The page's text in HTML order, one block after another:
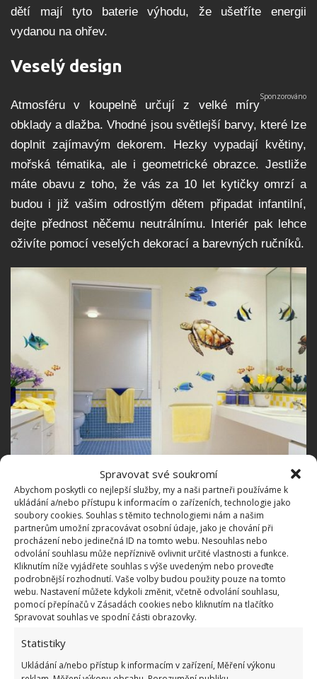
Spravovat své soukromí
Abychom poskytli co nejlepší služby, my a naši partneři používáme k
ukládání a/nebo přístupu k informacím o zařízeních, technologie jako
soubory cookies. Souhlas s těmito technologiemi nám a našim
partnerům umožní zpracovávat osobní údaje, jako je chování při
procházení nebo jedinečná ID na tomto webu. Nesouhlas nebo
odvolání souhlasu může nepříznivě ovlivnit určité vlastnosti a funkce.
Kliknutím níže vyjádřete souhlas s výše uvedeným nebo proveďte
podrobnější rozhodnutí. Vaše volby budou použity pouze na tomto
webu. Nastavení můžete kdykoli změnit, včetně odvolání souhlasu,
pomocí přepínačů v Zásadách cookies nebo kliknutím na tlačítko
Spravovat souhlas ve spodní části obrazovky.
Statistiky
Ukládání a/nebo přístup k informacím v zařízení, Měření výkonu
dětí mají tyto baterie výhodu, že ušetříte energii
vydanou na ohřev.
Veselý design
Atmosféru v koupelně určují z velké míry
obklady a dlažba. Vhodné jsou světlejší barvy, které lze
doplnit zajímavým dekorem. Hezky vypadají květiny,
mořská tématika, ale i geometrické obrazce. Jestliže
máte obavu z toho, že vás za 10 let kytičky omrzí a
budou i již vašim odrostlým dětem připadat infantilní,
dejte přednost něčemu neutrálnímu. Interiér pak lehce
oživíte pomocí veselých dekorací a barevných ručníků.
Doplňky
Malé děti nedosáhnou na věšák s ručníky, který bude
namontován do výšky pro dospělé, nezapomeňte tedy
pro děti připevnit věšáky tak, aby na ně bez problému
dosáhly.
Vhodný je i schůdek s protiskluzovou úpravou, aby si
dítě mohlo v umývadle umýt ruce či zoubky.